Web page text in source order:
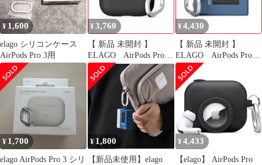
ポッズプロ3 エアポッ
ツプロ 第3世代 対応 ]
case
対応 対応 シリコン ] 付
カラビナ SNAP デザイ
ン
¥1,600
elago シリコンケース
AirPods Pro 3用
¥ 3,760
【 新品 未開封 】
ELAGO AirPods Pro3
対応 ケース シリコン
耐衝撃 ハイブリッド 落
下防止 カラビナ 付 お
しゃれ カバー ワイヤレ
ス充電 対応 ブラック
EL_A3PCSSCYZ_BK 未
使用 送料無料
¥ 4,430
【 新品 未開封 】
ELAGO AirPods Pro3
対応 ケース 耐衝撃 落
下防止 カラビナ 付 お
しゃれ カバー ワイヤレ
ス充電 対応 ブルー
EL_A3PCSSCC4_BL 未
使用 送料無料
¥ 1,700
elago AirPods Pro 3 シリ
¥ 1,800
【新品未使用】elago
¥ 4,433
【elago】 AirPods Pro